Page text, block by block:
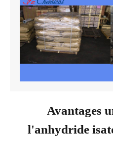
Avantages
l'anhydride